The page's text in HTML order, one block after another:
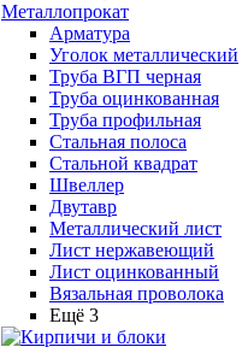
Металлопрокат
Арматура
Уголок металлический
Труба ВГП черная
Труба оцинкованная
Труба профильная
Стальная полоса
Стальной квадрат
Швеллер
Двутавр
Металлический лист
Лист нержавеющий
Лист оцинкованный
Вязальная проволока
Ещё 3